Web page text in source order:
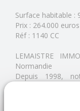
Surface habitable :
Prix : 264.000 euros
Réf : 1140 CC
LEMAISTRE
Normandie
Depuis 1998,
Estimation offerte